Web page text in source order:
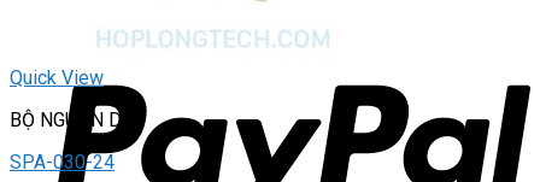
Quick View
BỘ NGUỒN DC
SPA-030-24